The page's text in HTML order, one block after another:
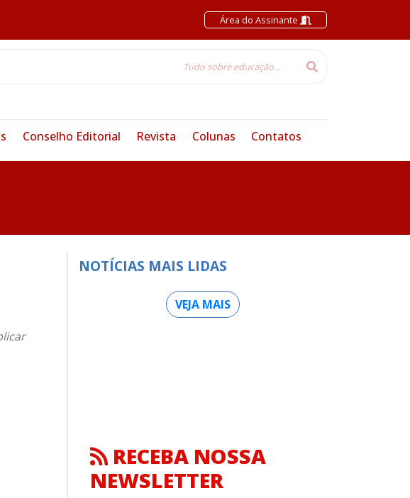
Área do Assinante
Conselho Editorial Revista Colunas Contatos
NOTÍCIAS MAIS LIDAS
VEJA MAIS
RECEBA NOSSA
NEWSLETTER